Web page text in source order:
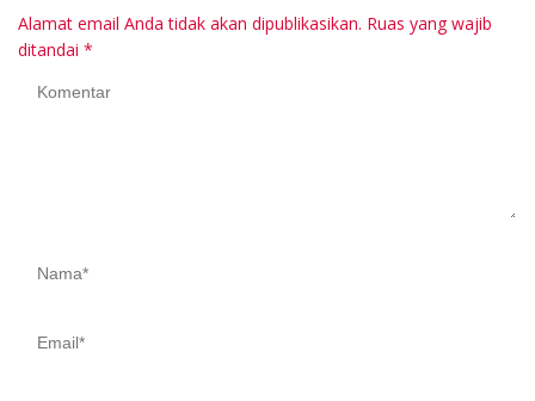
Alamat email Anda tidak akan dipublikasikan. Ruas yang wajib
ditandai *